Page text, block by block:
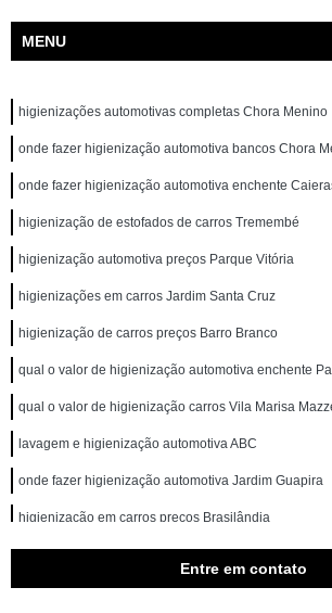
MENU
higienizações automotivas completas Chora Menino
onde fazer higienização automotiva bancos Chora
onde fazer higienização automotiva enchente
higienização de estofados de carros Tremembé
higienização automotiva preços Parque Vitória
higienizações em carros Jardim Santa Cruz
higienização de carros preços Barro Branco
qual o valor de higienização automotiva enchente
qual o valor de higienização carros Vila Marisa
lavagem e higienização automotiva ABC
onde fazer higienização automotiva Jardim Guapira
higienização em carros preços Brasilândia
higienização em carros preços Jardim Leonor
Entre em contato